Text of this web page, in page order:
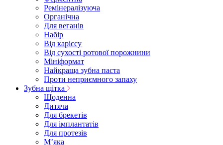
Ремінералізуюча
Органічна
Для веганів
Набір
Від карієсу
Від сухості ротової порожнини
Мініформат
Найкраща зубна паста
Проти неприємного запаху
Зубна щітка
Щоденна
Дитяча
Для брекетів
Для імплантатів
Для протезів
Мʼяка